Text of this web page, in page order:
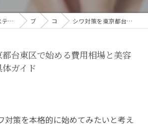
東京都浅草橋のエステなら目の、シワとたるみのフェイシャル専門店 regalo ブログ コラム シワ対策を東京都台東区で始める費用相場と美容皮膚科選びの具体ガイド
台東区で始める費用相場と美容
ガイド
対策を本格的に始めてみたいと考え